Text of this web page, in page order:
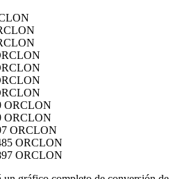
ORCLON
ORCLON
ORCLON
ORCLON
ORCLON